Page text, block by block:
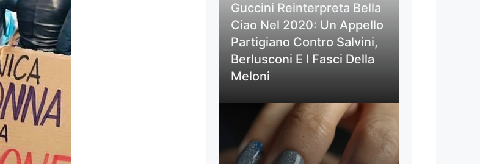
Guccini Reinterpreta Bella
Ciao Nel 2020: Un Appello
Partigiano Contro Salvini,
Berlusconi E I Fasci Della
Meloni